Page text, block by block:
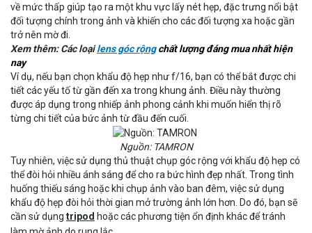
về mức thấp giúp tạo ra một khu vực lấy nét hẹp, đặc trưng nổi bật
đối tượng chính trong ảnh và khiến cho các đối tượng xa hoặc gần
trở nên mờ đi.
Xem thêm: Các loạilens góc rộng chất lượng đáng mua nhất hiện
nay
Ví dụ, nếu bạn chọn khẩu độ hẹp như f/16, bạn có thể bắt được chi
tiết các yếu tố từ gần đến xa trong khung ảnh. Điều này thường
được áp dụng trong nhiếp ảnh phong cảnh khi muốn hiển thị rõ
từng chi tiết của bức ảnh từ đầu đến cuối.
Nguồn: TAMRON
Tuy nhiên, việc sử dụng thủ thuật chụp góc rộng với khẩu độ hẹp có
thể đòi hỏi nhiều ánh sáng để cho ra bức hình đẹp nhất. Trong tình
huống thiếu sáng hoặc khi chụp ảnh vào ban đêm, việc sử dụng
khẩu độ hẹp đòi hỏi thời gian mở trường ảnh lớn hơn. Do đó, bạn sẽ
cần sử dụng tripod hoặc các phương tiện ổn định khác để tránh